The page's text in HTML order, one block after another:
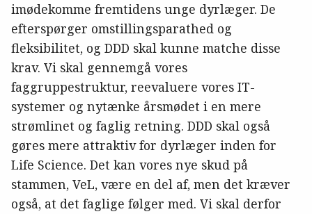
imødekomme fremtidens unge dyrlæger. De
efterspørger omstillingsparathed og
fleksibilitet, og DDD skal kunne matche disse
krav. Vi skal gennemgå vores
faggruppestruktur, reevaluere vores IT-
systemer og nytænke årsmødet i en mere
strømlinet og faglig retning. DDD skal også
gøres mere attraktiv for dyrlæger inden for
Life Science. Det kan vores nye skud på
stammen, VeL, være en del af, men det kræver
også, at det faglige følger med. Vi skal derfor